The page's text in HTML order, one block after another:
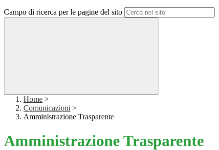
Campo di ricerca per le pagine del sito
Home >
Comunicazioni >
Amministrazione Trasparente
Amministrazione Trasparente